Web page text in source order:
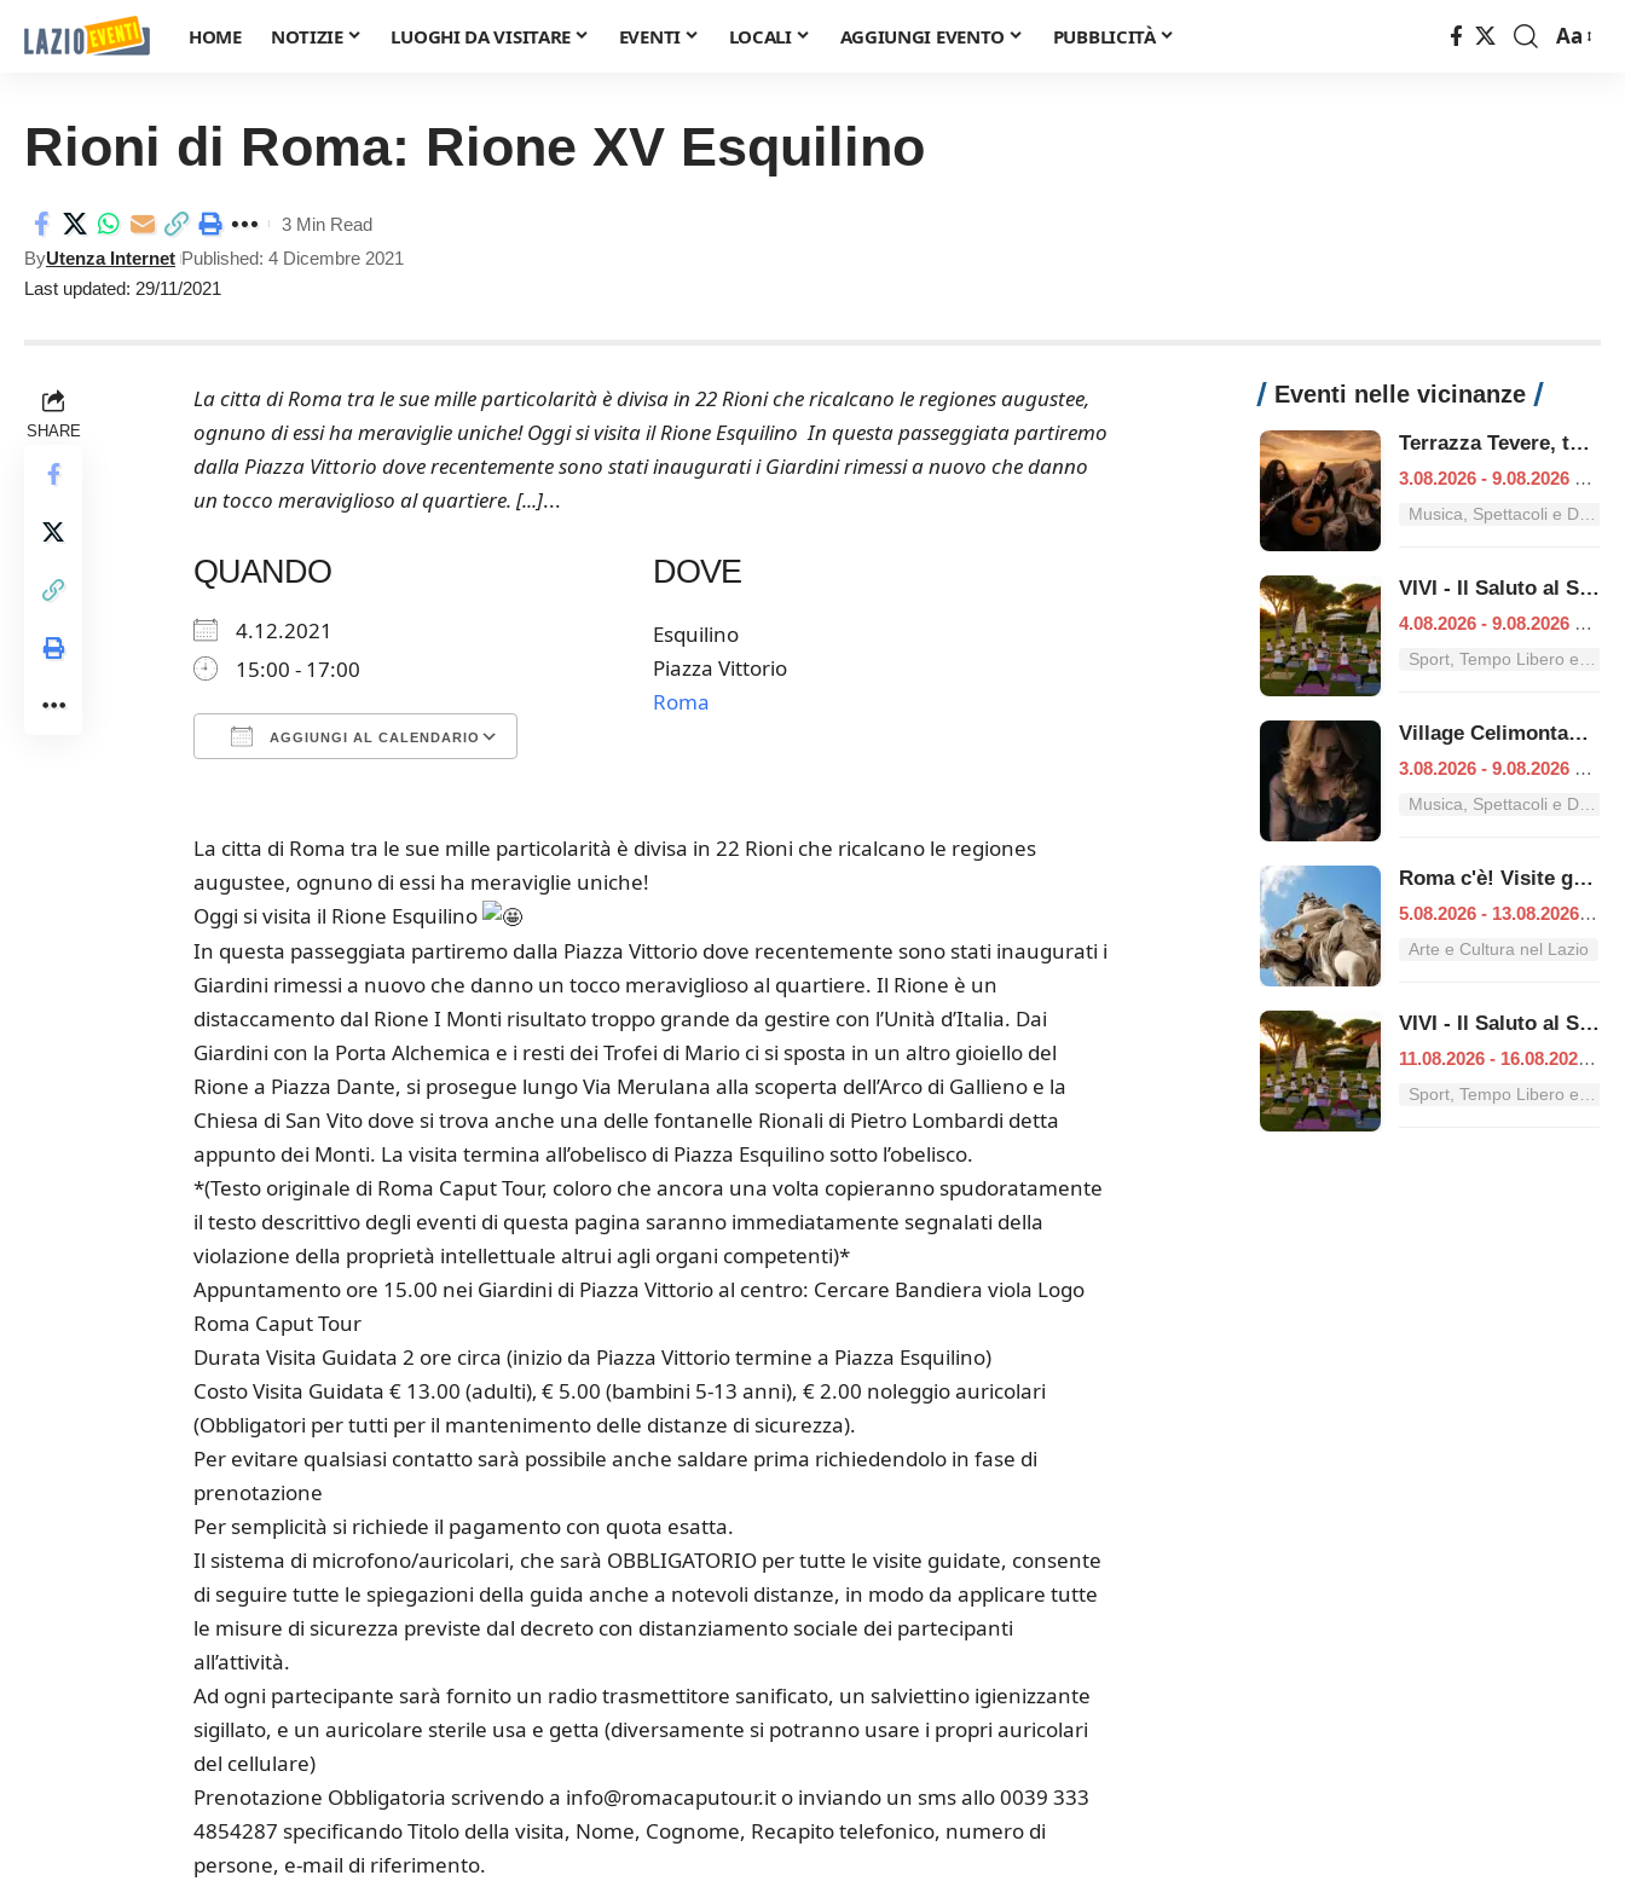
HOME NOTIZIE LUOGHI DA VISITARE EVENTI LOCALI AGGIUNGI EVENTO PUBBLICITÀ
Font
Aa
Rioni di Roma: Rione XV Esquilino
Last updated: 29/11/2021
ByUtenza Internet Published: 4 Dicembre 2021
3 Min Read
SHARE
La citta di Roma tra le sue mille particolarità è divisa in 22 Rioni che ricalcano le regiones augustee,
ognuno di essi ha meraviglie uniche! Oggi si visita il Rione Esquilino In questa passeggiata partiremo
dalla Piazza Vittorio dove recentemente sono stati inaugurati i Giardini rimessi a nuovo che danno
un tocco meraviglioso al quartiere. [...]...
QUANDO
4.12.2021
15:00 - 17:00
AGGIUNGI AL CALENDARIO
DOVE
Esquilino
Piazza Vittorio
Roma
La citta di Roma tra le sue mille particolarità è divisa in 22 Rioni che ricalcano le regiones
augustee, ognuno di essi ha meraviglie uniche!
Oggi si visita il Rione Esquilino
In questa passeggiata partiremo dalla Piazza Vittorio dove recentemente sono stati inaugurati i
Giardini rimessi a nuovo che danno un tocco meraviglioso al quartiere. Il Rione è un
distaccamento dal Rione I Monti risultato troppo grande da gestire con l’Unità d’Italia. Dai
Giardini con la Porta Alchemica e i resti dei Trofei di Mario ci si sposta in un altro gioiello del
Rione a Piazza Dante, si prosegue lungo Via Merulana alla scoperta dell’Arco di Gallieno e la
Chiesa di San Vito dove si trova anche una delle fontanelle Rionali di Pietro Lombardi detta
appunto dei Monti. La visita termina all’obelisco di Piazza Esquilino sotto l’obelisco.
*(Testo originale di Roma Caput Tour, coloro che ancora una volta copieranno spudoratamente
il testo descrittivo degli eventi di questa pagina saranno immediatamente segnalati della
violazione della proprietà intellettuale altrui agli organi competenti)*
Appuntamento ore 15.00 nei Giardini di Piazza Vittorio al centro: Cercare Bandiera viola Logo
Roma Caput Tour
Durata Visita Guidata 2 ore circa (inizio da Piazza Vittorio termine a Piazza Esquilino)
Costo Visita Guidata € 13.00 (adulti)‚ € 5.00 (bambini 5-13 anni), € 2.00 noleggio auricolari
(Obbligatori per tutti per il mantenimento delle distanze di sicurezza).
Per evitare qualsiasi contatto sarà possibile anche saldare prima richiedendolo in fase di
prenotazione
Per semplicità si richiede il pagamento con quota esatta.
Il sistema di microfono/auricolari, che sarà OBBLIGATORIO per tutte le visite guidate, consente
di seguire tutte le spiegazioni della guida anche a notevoli distanze, in modo da applicare tutte
le misure di sicurezza previste dal decreto con distanziamento sociale dei partecipanti
all’attività.
Ad ogni partecipante sarà fornito un radio trasmettitore sanificato, un salviettino igienizzante
sigillato, e un auricolare sterile usa e getta (diversamente si potranno usare i propri auricolari
del cellulare)
Prenotazione Obbligatoria scrivendo a info@romacaputour.it o inviando un sms allo 0039 333
4854287 specificando Titolo della visita, Nome, Cognome, Recapito telefonico, numero di
persone, e-mail di riferimento.
Eventi nelle vicinanze
Terrazza Tevere, tutti i concerti dal 3 al 9 agosto
3.08.2026 - 9.08.2026 |
Musica, Spettacoli e Danza nel Lazio
VIVI - Il Saluto al Sole
4.08.2026 - 9.08.2026 |
Sport, Tempo Libero e Divertimento nel Lazio
Village Celimontana: gli appuntamenti dal 3 al 9 agosto
3.08.2026 - 9.08.2026 |
Musica, Spettacoli e Danza nel Lazio
Roma c'è! Visite guidate (anche per bambini) dal 5 al 13 agosto 2026
5.08.2026 - 13.08.2026
|
Arte e Cultura nel Lazio
VIVI - Il Saluto al Sole
11.08.2026 - 16.08.2026
Sport, Tempo Libero e Divertimento nel Lazio